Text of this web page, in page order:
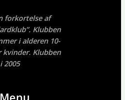
forkortelse af
Klubben
i alderen 10-
kvinder. Klubben
2005
Menu